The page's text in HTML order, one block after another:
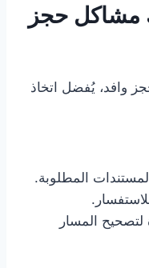
مشاكل حجز
وافد، يُفضل اتخاذ
المطلوبة.
المسار